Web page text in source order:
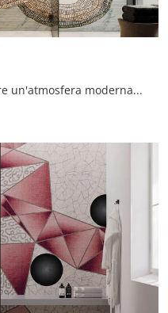
Vuoi valorizzare un'atmosfera moderna? Scopri la Carta da parati vinilica di Instabilelab: il modello Zeudi ti sta aspettando!